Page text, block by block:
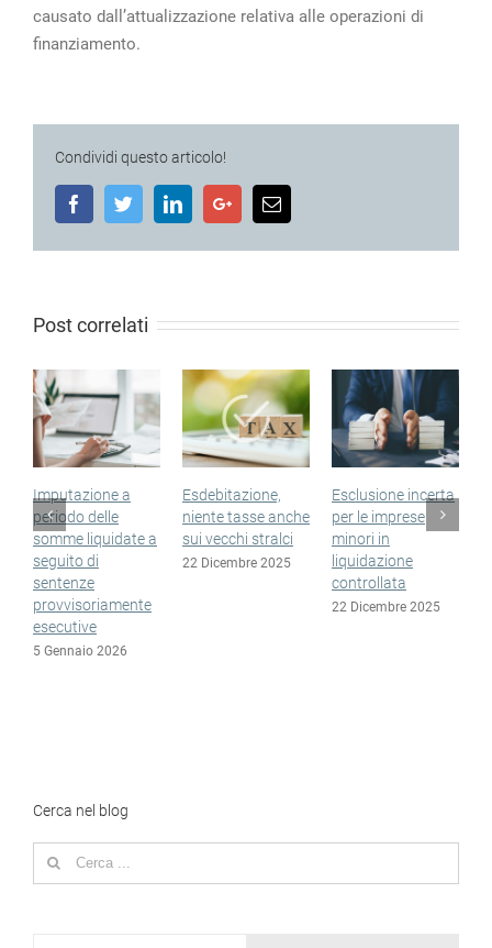
causato dall’attualizzazione relativa alle operazioni di
finanziamento.
Condividi questo articolo!
FacebookTwitterLinkedInGoogle+Email
Post correlati
Esdebitazione,
niente tasse anche
sui vecchi stralci
22 Dicembre 2025
Esclusione incerta
per le imprese
minori in
liquidazione
Sopravvenienze
non tassate anche
nelle nuove
esdebitazioni
15 Dicembre 2025
Search
for: